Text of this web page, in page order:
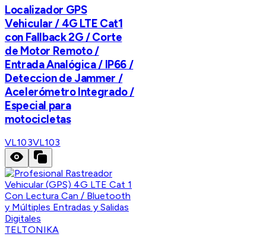
Localizador GPS
Vehicular / 4G LTE Cat1
con Fallback 2G / Corte
de Motor Remoto /
Entrada Analógica / IP66 /
Deteccion de Jammer /
Acelerómetro Integrado /
Especial para
motocicletas
VL103VL103
TELTONIKA